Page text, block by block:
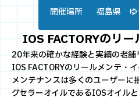
開催場所 福島県
IOS FACTORYのリ
20年来の確かな経験と実績の老
IOS FACTORYのリールメンテ・イ
メンテナンスは多くのユーザーに
グセラーオイルであるIOSオイル